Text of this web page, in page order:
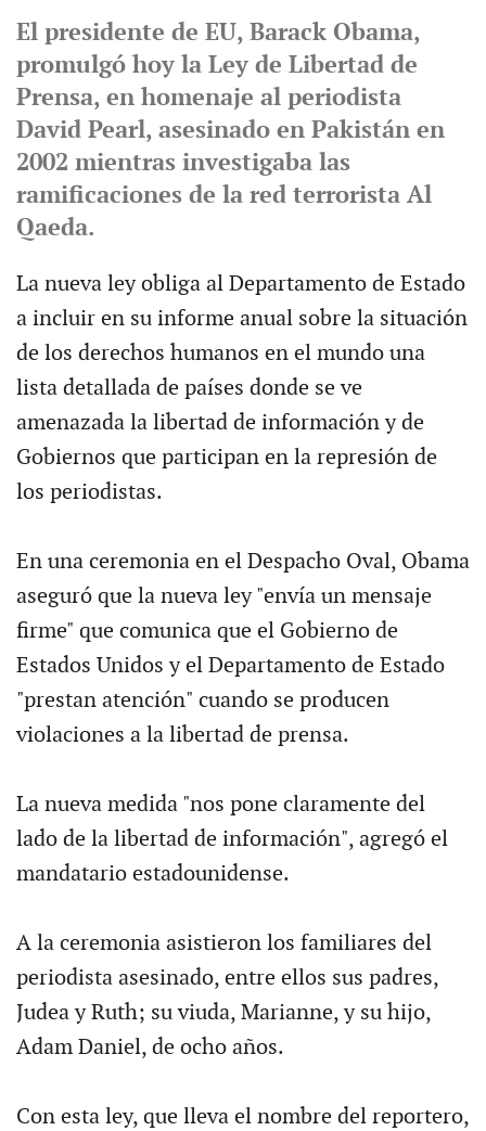
El presidente de EU, Barack Obama,
promulgó hoy la Ley de Libertad de
Prensa, en homenaje al periodista
David Pearl, asesinado en Pakistán en
2002 mientras investigaba las
ramificaciones de la red terrorista Al
Qaeda.
La nueva ley obliga al Departamento de Estado
a incluir en su informe anual sobre la situación
de los derechos humanos en el mundo una
lista detallada de países donde se ve
amenazada la libertad de información y de
Gobiernos que participan en la represión de
los periodistas.
En una ceremonia en el Despacho Oval, Obama
aseguró que la nueva ley "envía un mensaje
firme" que comunica que el Gobierno de
Estados Unidos y el Departamento de Estado
"prestan atención" cuando se producen
violaciones a la libertad de prensa.
La nueva medida "nos pone claramente del
lado de la libertad de información", agregó el
mandatario estadounidense.
A la ceremonia asistieron los familiares del
periodista asesinado, entre ellos sus padres,
Judea y Ruth; su viuda, Marianne, y su hijo,
Adam Daniel, de ocho años.
Con esta ley, que lleva el nombre del reportero,